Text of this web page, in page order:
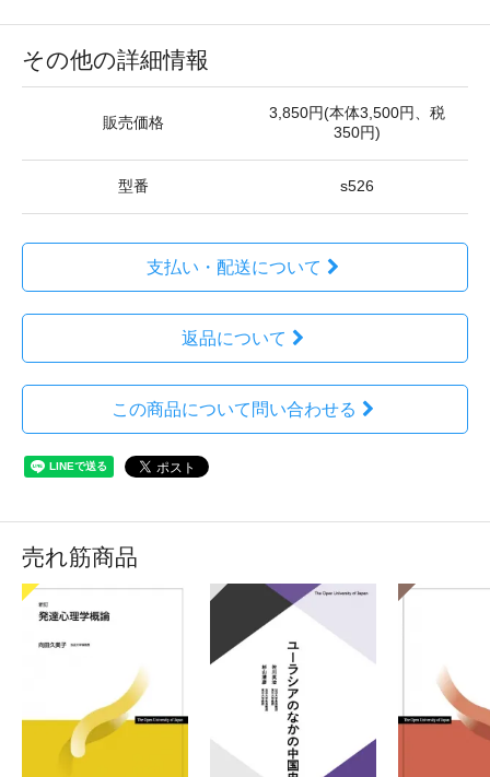
その他の詳細情報
販売価格
3,850円(本体3,500円、税
350円)
型番 s526
支払い・配送について
返品について
この商品について問い合わせる
売れ筋商品